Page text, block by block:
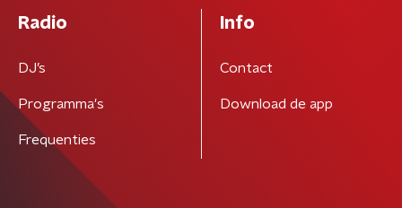
Radio
DJ’s
Programma's
Frequenties
Info
Contact
Download de app